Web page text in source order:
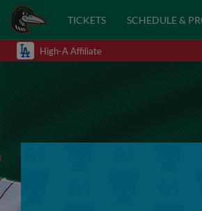
TICKETS SCHEDULE &
High-A Affiliate